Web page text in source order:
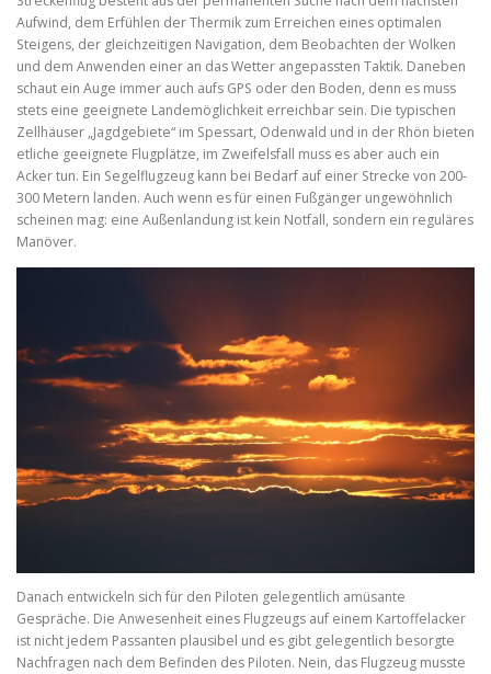
Aufwind, dem Erfühlen der Thermik zum Erreichen eines optimalen
Steigens, der gleichzeitigen Navigation, dem Beobachten der Wolken
und dem Anwenden einer an das Wetter angepassten Taktik. Daneben
schaut ein Auge immer auch aufs GPS oder den Boden, denn es muss
stets eine geeignete Landemöglichkeit erreichbar sein. Die typischen
Zellhäuser „Jagdgebiete“ im Spessart, Odenwald und in der Rhön bieten
etliche geeignete Flugplätze, im Zweifelsfall muss es aber auch ein
Acker tun. Ein Segelflugzeug kann bei Bedarf auf einer Strecke von 200-
300 Metern landen. Auch wenn es für einen Fußgänger ungewöhnlich
scheinen mag: eine Außenlandung ist kein Notfall, sondern ein reguläres
Manöver.
Danach entwickeln sich für den Piloten gelegentlich amüsante
Gespräche. Die Anwesenheit eines Flugzeugs auf einem Kartoffelacker
ist nicht jedem Passanten plausibel und es gibt gelegentlich besorgte
Nachfragen nach dem Befinden des Piloten. Nein, das Flugzeug musste